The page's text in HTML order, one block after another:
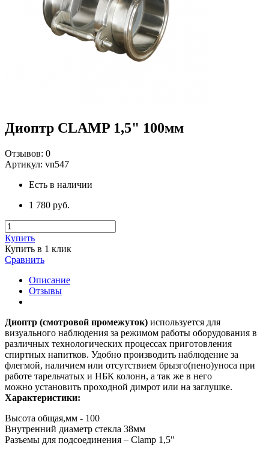
Диоптр CLAMP 1,5" 100мм
Отзывов: 0
Артикул: vn547
Есть в наличии
1 780 руб.
Купить
Купить в 1 клик
Сравнить
Описание
Отзывы
Диоптр (смотровой промежуток) используется для
визуального наблюдения за режимом работы оборудования в
различных технологических процессах приготовления
спиртных напитков. Удобно производить наблюдение за
флегмой, наличием или отсутствием брызго(пено)уноса при
работе тарельчатых и НБК колонн, а так же в него
можно установить проходной димрот или на заглушке.
Характеристики:
Высота общая,мм - 100
Внутренний диаметр стекла 38мм
Разъемы для подсоединения – Clamp 1,5"